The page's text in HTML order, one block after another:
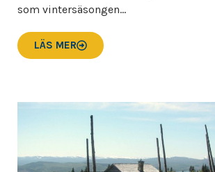
som vintersäsongen...
LÄS MER